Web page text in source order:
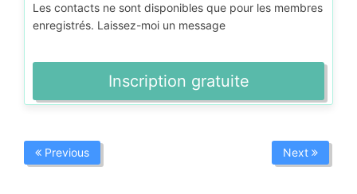
Les contacts ne sont disponibles que pour les membres
enregistrés. Laissez-moi un message
Inscription gratuite
Previous Next